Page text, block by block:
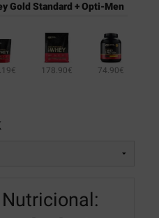
Gold Standard + Opti-Men
178.90€ 74.90€